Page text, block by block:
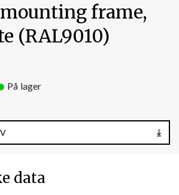
frame,
(RAL9010)
På lager
data